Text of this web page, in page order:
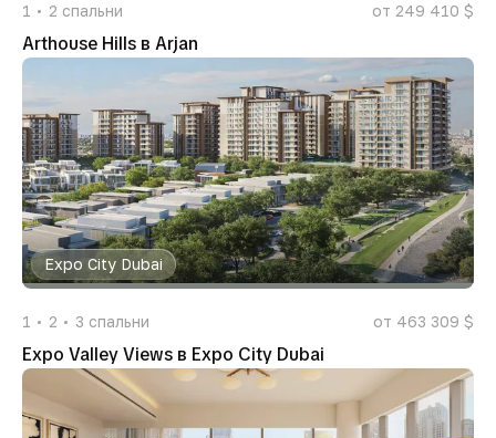
1 2 спальни от 249 410 $
Arthouse Hills в Arjan
Expo City Dubai
1 2 3 спальни от 463 309 $
Expo Valley Views в Expo City Dubai